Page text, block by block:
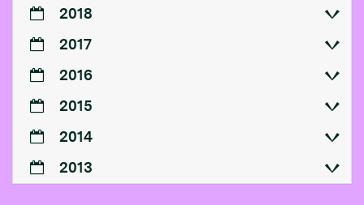
2018
2017
2016
2015
2014
2013